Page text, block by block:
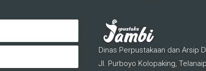
Dinas Perpustakaan dan Arsip
Jl. Purboyo Kolopaking,